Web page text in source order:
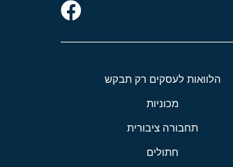
הלוואות לעסקים רק תבקש
מכוניות
תחבורה ציבורית
חתולים